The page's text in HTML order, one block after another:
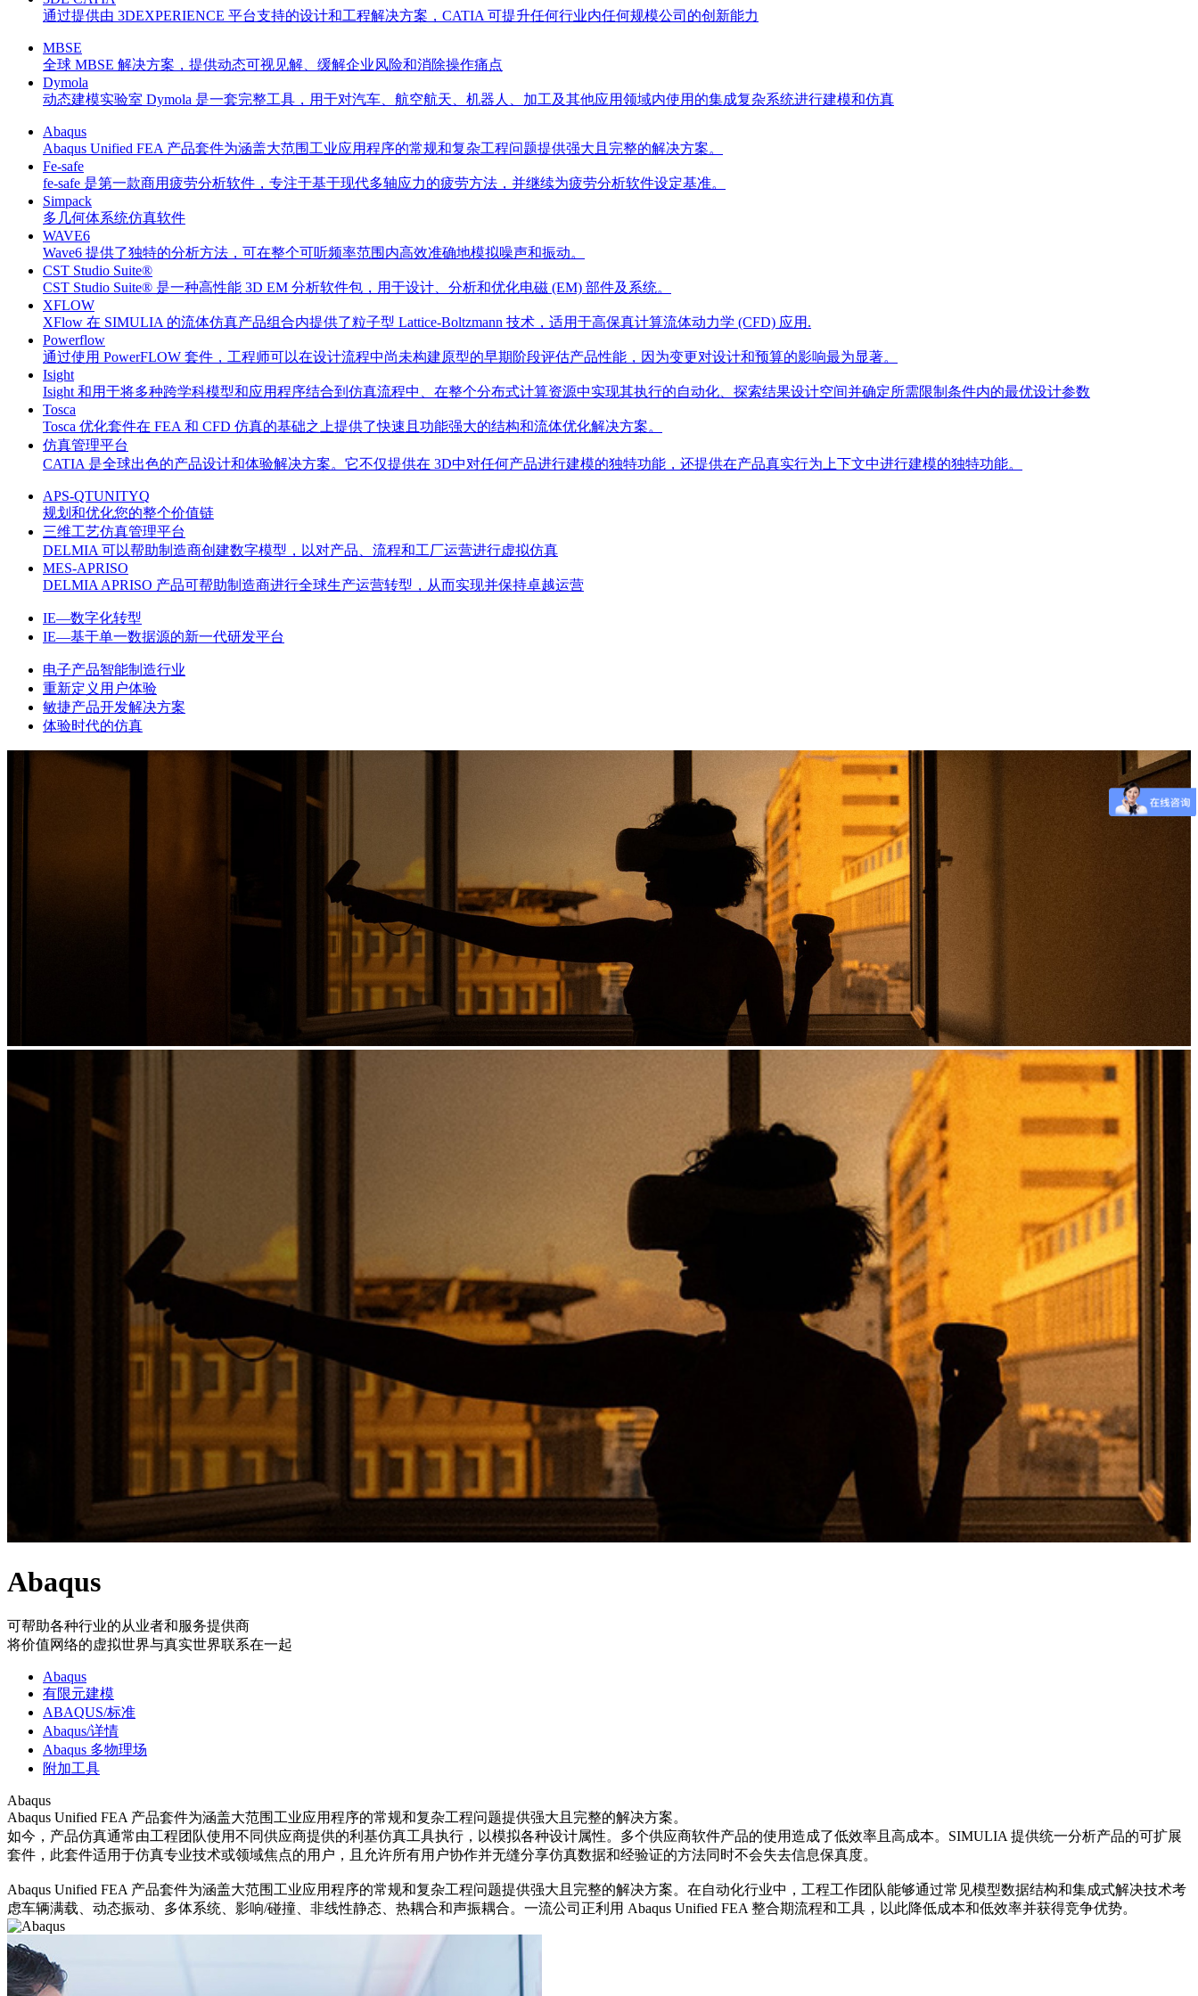
通过提供由 3DEXPERIENCE 平台支持的设计和工程解决方案，CATIA 可提升任何行业内任何规模公司的创新能力
MBSE
全球 MBSE 解决方案，提供动态可视见解、缓解企业风险和消除操作痛点
Dymola
动态建模实验室 Dymola 是一套完整工具，用于对汽车、航空航天、机器人、加工及其他应用领域内使用的集成复杂系统进行建模和仿真
Abaqus
Abaqus Unified FEA 产品套件为涵盖大范围工业应用程序的常规和复杂工程问题提供强大且完整的解决方案。
Fe-safe
fe-safe 是第一款商用疲劳分析软件，专注于基于现代多轴应力的疲劳方法，并继续为疲劳分析软件设定基准。
Simpack
多几何体系统仿真软件
WAVE6
Wave6 提供了独特的分析方法，可在整个可听频率范围内高效准确地模拟噪声和振动。
CST Studio Suite®
CST Studio Suite® 是一种高性能 3D EM 分析软件包，用于设计、分析和优化电磁 (EM) 部件及系统。
XFLOW
XFlow 在 SIMULIA 的流体仿真产品组合内提供了粒子型 Lattice-Boltzmann 技术，适用于高保真计算流体动力学 (CFD) 应用.
Powerflow
通过使用 PowerFLOW 套件，工程师可以在设计流程中尚未构建原型的早期阶段评估产品性能，因为变更对设计和预算的影响最为显著。
Isight
Isight 和用于将多种跨学科模型和应用程序结合到仿真流程中、在整个分布式计算资源中实现其执行的自动化、探索结果设计空间并确定所需限制条件内的最优设计参数
Tosca
Tosca 优化套件在 FEA 和 CFD 仿真的基础之上提供了快速且功能强大的结构和流体优化解决方案。
仿真管理平台
CATIA 是全球出色的产品设计和体验解决方案。它不仅提供在 3D中对任何产品进行建模的独特功能，还提供在产品真实行为上下文中进行建模的独特功能。
APS-QTUNITYQ
规划和优化您的整个价值链
三维工艺仿真管理平台
DELMIA 可以帮助制造商创建数字模型，以对产品、流程和工厂运营进行虚拟仿真
MES-APRISO
DELMIA APRISO 产品可帮助制造商进行全球生产运营转型，从而实现并保持卓越运营
IE—数字化转型
IE—基于单一数据源的新一代研发平台
电子产品智能制造行业
重新定义用户体验
敏捷产品开发解决方案
体验时代的仿真
Abaqus
可帮助各种行业的从业者和服务提供商
将价值网络的虚拟世界与真实世界联系在一起
Abaqus
有限元建模
ABAQUS/标准
Abaqus/详情
Abaqus 多物理场
附加工具
Abaqus
Abaqus Unified FEA 产品套件为涵盖大范围工业应用程序的常规和复杂工程问题提供强大且完整的解决方案。
如今，产品仿真通常由工程团队使用不同供应商提供的利基仿真工具执行，以模拟各种设计属性。多个供应商软件产品的使用造成了低效率且高成本。SIMULIA 提供统一分析产品的可扩展
套件，此套件适用于仿真专业技术或领域焦点的用户，且允许所有用户协作并无缝分享仿真数据和经验证的方法同时不会失去信息保真度。
Abaqus Unified FEA 产品套件为涵盖大范围工业应用程序的常规和复杂工程问题提供强大且完整的解决方案。在自动化行业中，工程工作团队能够通过常见模型数据结构和集成式解决技术考
虑车辆满载、动态振动、多体系统、影响/碰撞、非线性静态、热耦合和声振耦合。一流公司正利用 Abaqus Unified FEA 整合期流程和工具，以此降低成本和低效率并获得竞争优势。